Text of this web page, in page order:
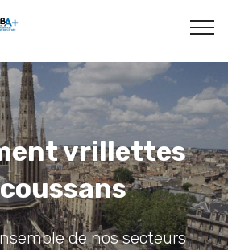
vrillettes
de nos secteurs